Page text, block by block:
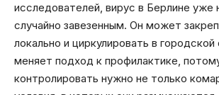
исследователей, вирус в Берлине уже
случайно завезенным. Он может
локально и циркулировать в
меняет подход к профилактике,
контролировать нужно не только